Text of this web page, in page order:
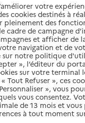
autour de
votre
cookies destinés à
pleinement des
cadre de campagne
et afficher de
navigation et de
notre politique
», l’éditeur du
sur votre terminal
Tout Refuser », ces
», vous
vous consentez.
de 13 mois et
à tout moment